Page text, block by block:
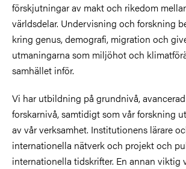
förskjutningar av makt och rikedom
världsdelar. Undervisning och forskning
kring genus, demografi, migration och
utmaningarna som miljöhot och
samhället inför.
Vi har utbildning på grundnivå,
forskarnivå, samtidigt som vår forskning
av vår verksamhet. Institutionens lärare
internationella nätverk och projekt och
internationella tidskrifter. En annan viktig